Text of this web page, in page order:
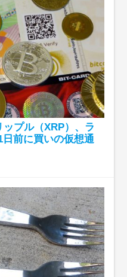
プル（XRP）、ラ
前に買いの仮想通